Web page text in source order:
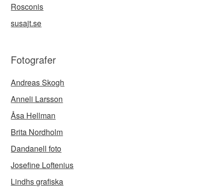
Rosconis
susajt.se
Fotografer
Andreas Skogh
Anneli Larsson
Åsa Hellman
Brita Nordholm
Dandanell foto
Josefine Loftenius
Lindhs grafiska